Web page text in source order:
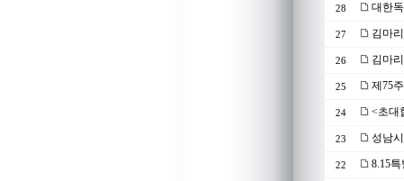
28 대한
27 김마
26 김마
25 제75
24 <초대
23 성남
22 8.15